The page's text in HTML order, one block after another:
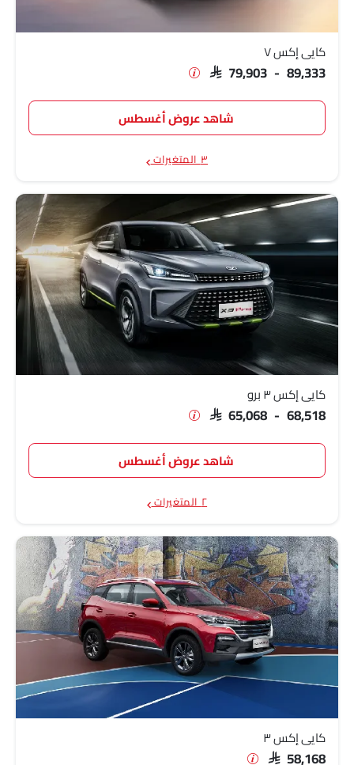
SAR 65,068
كايي إكس ٧
SAR 79,903 - 89,333
شاهد عروض أغسطس
٣ المتغيرات
كايي إكس ٣ برو
SAR 65,068 - 68,518
شاهد عروض أغسطس
٢ المتغيرات
كايي إكس ٣
SAR 58,168